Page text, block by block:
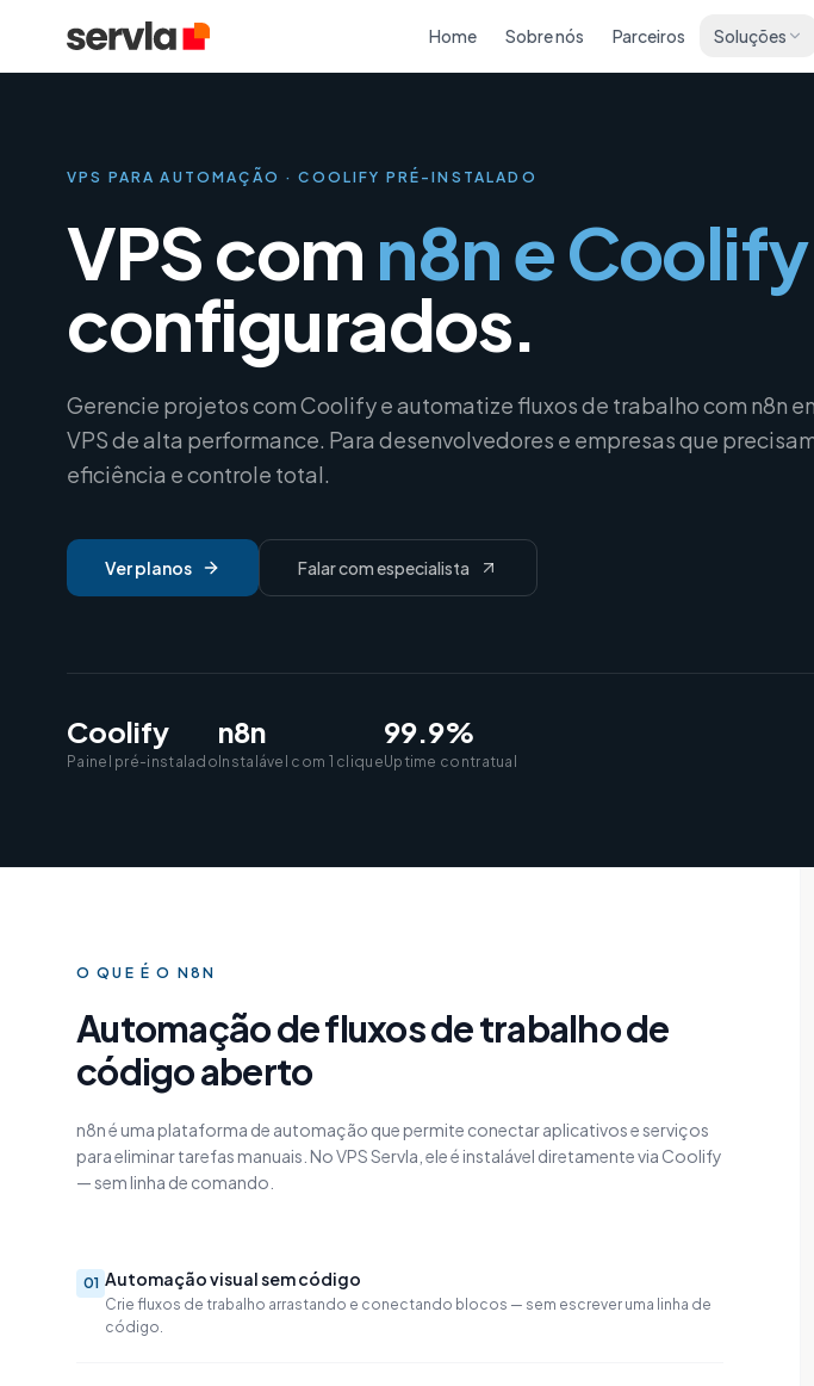
Home Sobre nós Parceiros Soluções
VPS PARA AUTOMAÇÃO · COOLIFY PRÉ-INSTALADO
VPS com n8n e Coolify
configurados.
Gerencie projetos com Coolify e automatize fluxos de trabalho com n8n
VPS de alta performance. Para desenvolvedores e empresas que
eficiência e controle total.
Ver planos Falar com especialista
Coolify
Painel pré-instalado
n8n
Instalável com 1 clique
99.9%
Uptime contratual
O QUE É O N8N
Automação de fluxos de trabalho de
código aberto
n8n é uma plataforma de automação que permite conectar aplicativos e serviços
para eliminar tarefas manuais. No VPS Servla, ele é instalável diretamente via Coolify
— sem linha de comando.
01 Automação visual sem código
Crie fluxos de trabalho arrastando e conectando blocos — sem escrever uma linha de
código.